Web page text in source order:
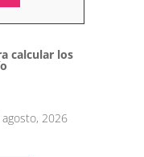
calcular los
2026